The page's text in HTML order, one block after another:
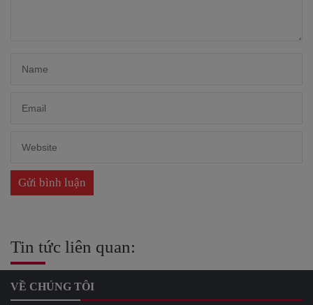
Tin tức liên quan:
VỀ CHÚNG TÔI